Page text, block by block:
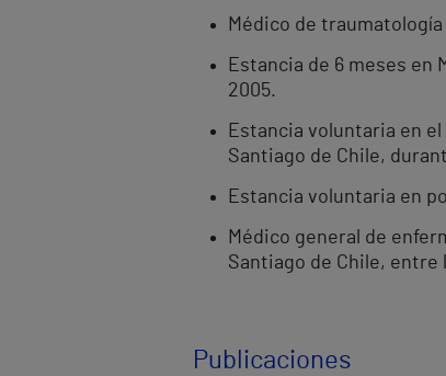
Médico de
Estancia de 6 meses en
2005.
Estancia voluntaria en
Santiago de Chile,
Estancia voluntaria en
Médico general de
Santiago de Chile, entre
Publicaciones